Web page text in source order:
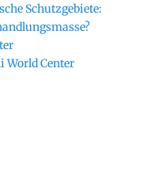
Schutzgebiete:
World Center